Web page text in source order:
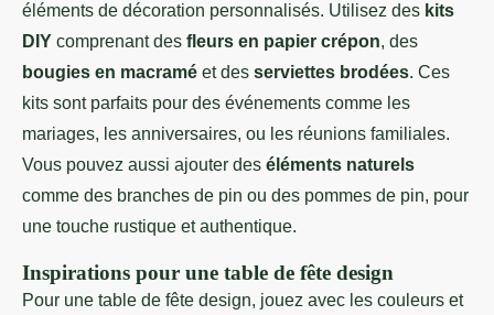
éléments de décoration personnalisés. Utilisez des kits
DIY comprenant des fleurs en papier crépon, des
bougies en macramé et des serviettes brodées. Ces
kits sont parfaits pour des événements comme les
mariages, les anniversaires, ou les réunions familiales.
Vous pouvez aussi ajouter des éléments naturels
comme des branches de pin ou des pommes de pin, pour
une touche rustique et authentique.
Inspirations pour une table de fête design
Pour une table de fête design, jouez avec les couleurs et